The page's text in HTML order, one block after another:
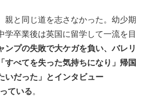
と同じ道を志さなかった。幼少期
学卒業後は英国に留学して一流を目
ンプの失敗で大ケガを負い、バレリ
すべてを失った気持ちになり」帰国
いだった」とインタビュー
ている。